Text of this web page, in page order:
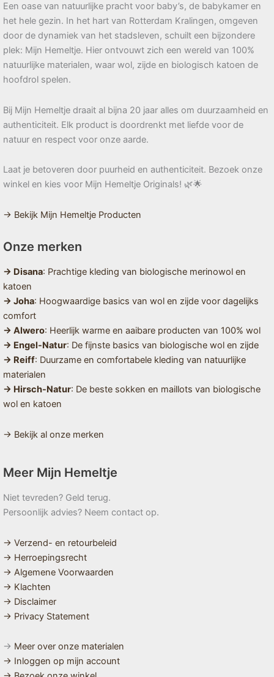
Een oase van natuurlijke pracht voor baby’s, de babykamer en
het hele gezin. In het hart van Rotterdam Kralingen, omgeven
door de dynamiek van het stadsleven, schuilt een bijzondere
plek: Mijn Hemeltje. Hier ontvouwt zich een wereld van 100%
natuurlijke materialen, waar wol, zijde en biologisch katoen de
hoofdrol spelen.
Bij Mijn Hemeltje draait al bijna 20 jaar alles om duurzaamheid en
authenticiteit. Elk product is doordrenkt met liefde voor de
natuur en respect voor onze aarde.
Laat je betoveren door puurheid en authenticiteit. Bezoek onze
winkel en kies voor Mijn Hemeltje Originals! 🌿🌟
→ Bekijk Mijn Hemeltje Producten
Onze merken
→ Disana: Prachtige kleding van biologische merinowol en
katoen
→ Joha: Hoogwaardige basics van wol en zijde voor dagelijks
comfort
→ Alwero: Heerlijk warme en aaibare producten van 100% wol
→ Engel-Natur: De fijnste basics van biologische wol en zijde
→ Reiff: Duurzame en comfortabele kleding van natuurlijke
materialen
→ Hirsch-Natur: De beste sokken en maillots van biologische
wol en katoen
→ Bekijk al onze merken
Meer Mijn Hemeltje
Niet tevreden? Geld terug.
Persoonlijk advies? Neem contact op.
→ Verzend- en retourbeleid
→ Herroepingsrecht
→ Algemene Voorwaarden
→ Klachten
→ Disclaimer
→ Privacy Statement
→ Meer over onze materialen
→ Inloggen op mijn account